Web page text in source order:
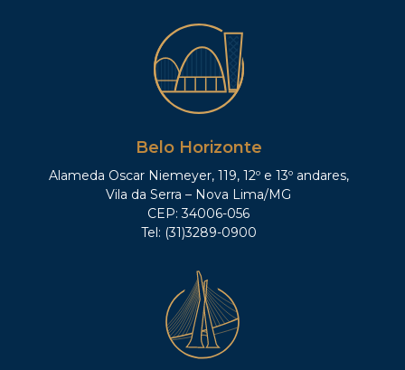
Belo Horizonte
Alameda Oscar Niemeyer, 119, 12º e 13º andares,
Vila da Serra – Nova Lima/MG
CEP: 34006-056
Tel: (31)3289-0900